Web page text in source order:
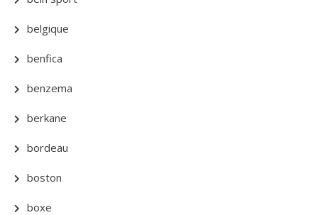
belgique
benfica
benzema
berkane
bordeau
boston
boxe